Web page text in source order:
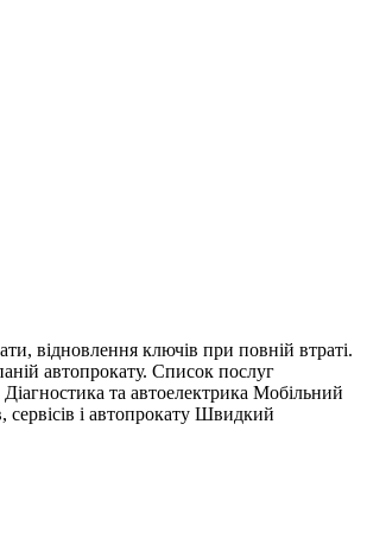
відновлення ключів при повній втраті.
автопрокату. Список послуг
та автоелектрика Мобільний
сервісів і автопрокату Швидкий